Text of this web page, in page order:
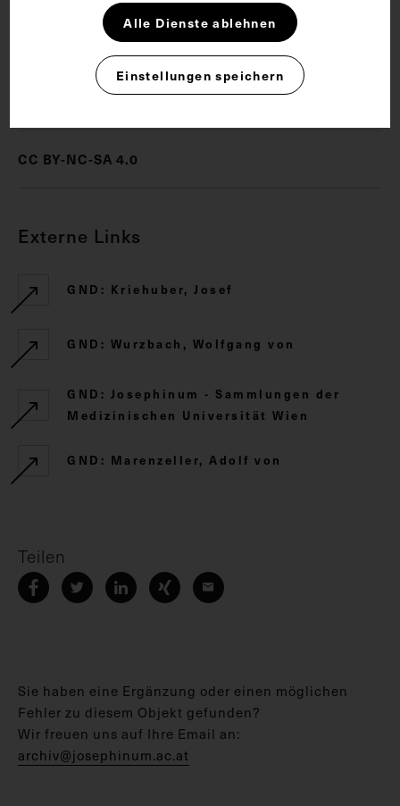
Homöopathie Kollegium
CC BY-NC-SA 4.0
Externe Links
GND: Kriehuber, Josef
GND: Wurzbach, Wolfgang von
GND: Josephinum - Sammlungen der
Medizinischen Universität Wien
GND: Marenzeller, Adolf von
Teilen
Sie haben eine Ergänzung oder einen möglichen
Fehler zu diesem Objekt gefunden?
Wir freuen uns auf Ihre Email an:
archiv@josephinum.ac.at
Alle Dienste ablehnen
Einstellungen speichern